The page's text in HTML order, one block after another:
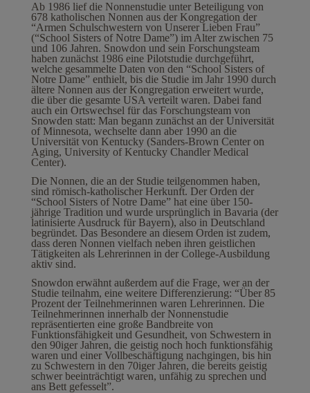
Ab 1986 lief die Nonnenstudie unter Beteiligung von
678 katholischen Nonnen aus der Kongregation der
“Armen Schulschwestern von Unserer Lieben Frau”
(“School Sisters of Notre Dame”) im Alter zwischen 75
und 106 Jahren. Snowdon und sein Forschungsteam
haben zunächst 1986 eine Pilotstudie durchgeführt,
welche gesammelte Daten von den “School Sisters of
Notre Dame” enthielt, bis die Studie im Jahr 1990 durch
ältere Nonnen aus der Kongregation erweitert wurde,
die über die gesamte USA verteilt waren. Dabei fand
auch ein Ortswechsel für das Forschungsteam von
Snowden statt: Man begann zunächst an der Universität
of Minnesota, wechselte dann aber 1990 an die
Universität von Kentucky (Sanders-Brown Center on
Aging, University of Kentucky Chandler Medical
Center).
Die Nonnen, die an der Studie teilgenommen haben,
sind römisch-katholischer Herkunft. Der Orden der
“School Sisters of Notre Dame” hat eine über 150-
jährige Tradition und wurde ursprünglich in Bavaria (der
latinisierte Ausdruck für Bayern), also in Deutschland
begründet. Das Besondere an diesem Orden ist zudem,
dass deren Nonnen vielfach neben ihren geistlichen
Tätigkeiten als Lehrerinnen in der College-Ausbildung
aktiv sind.
Snowdon erwähnt außerdem auf die Frage, wer an der
Studie teilnahm, eine weitere Differenzierung: “Über 85
Prozent der Teilnehmerinnen waren Lehrerinnen. Die
Teilnehmerinnen innerhalb der Nonnenstudie
repräsentierten eine große Bandbreite von
Funktionsfähigkeit und Gesundheit, von Schwestern in
den 90iger Jahren, die geistig noch hoch funktionsfähig
waren und einer Vollbeschäftigung nachgingen, bis hin
zu Schwestern in den 70iger Jahren, die bereits geistig
schwer beeinträchtigt waren, unfähig zu sprechen und
ans Bett gefesselt”.